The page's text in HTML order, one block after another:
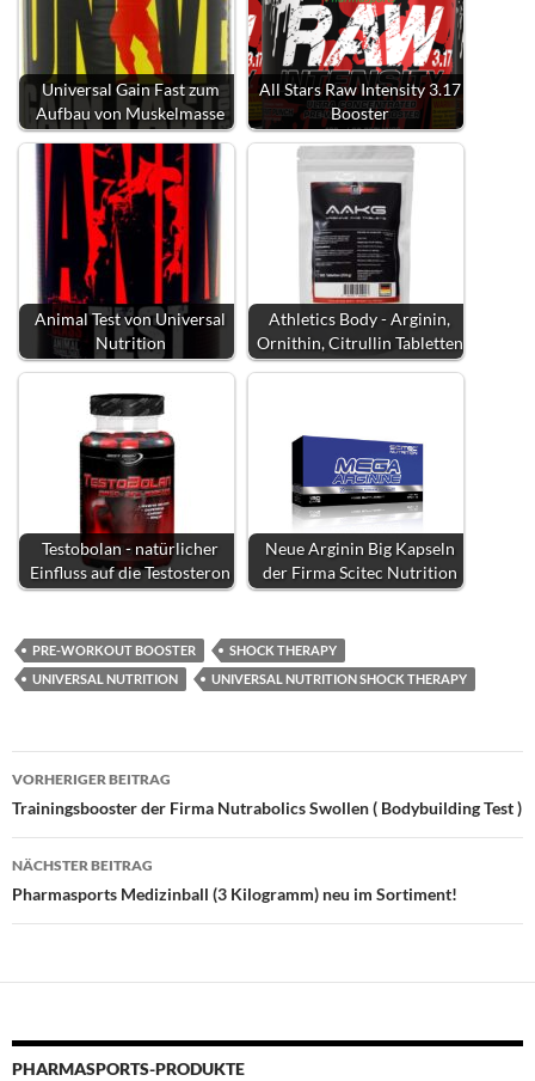
Universal Gain Fast zum
Aufbau von Muskelmasse
All Stars Raw Intensity 3.17
Booster
Animal Test von Universal
Nutrition
Athletics Body - Arginin,
Ornithin, Citrullin Tabletten
Testobolan - natürlicher
Einfluss auf die Testosteron
Neue Arginin Big Kapseln
der Firma Scitec Nutrition
PRE-WORKOUT BOOSTER
SHOCK THERAPY
UNIVERSAL NUTRITION
UNIVERSAL NUTRITION SHOCK THERAPY
Beitragsnavigation
VORHERIGER BEITRAG
Trainingsbooster der Firma Nutrabolics Swollen ( Bodybuilding Test )
NÄCHSTER BEITRAG
Pharmasports Medizinball (3 Kilogramm) neu im Sortiment!
PHARMASPORTS-PRODUKTE